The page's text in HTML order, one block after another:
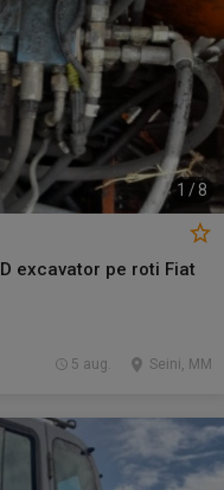
1 / 8
excavator pe roti Fiat
Seini, MM
5 aug.